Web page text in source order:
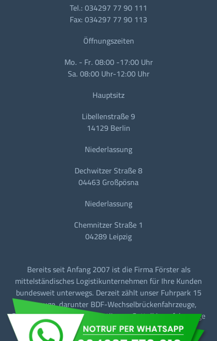
Tel.: 034297 77 90 111
Fax: 034297 77 90 113
Öffnungszeiten
Mo. - Fr. 08:00 -17:00 Uhr
Sa. 08:00 Uhr-12:00 Uhr
Hauptsitz
Libellenstraße 9
14129 Berlin
Niederlassung
Dechwitzer Straße 8
04463 Großpösna
Niederlassung
Chemnitzer Straße 1
04289 Leipzig
Bereits seit Anfang 2007 ist die Firma Förster als
mittelständisches Logistikunternehmen für Ihre Kunden
bundesweit unterwegs. Derzeit zählt unser Fuhrpark 15
Fahrzeuge, darunter BDF-Wechselbrückenfahrzeuge,
Sattelzugmaschinen mit Tautliner + Sattelkipperfahrzeuge
für den Baustellen-/Linien-/Begegnungs- und